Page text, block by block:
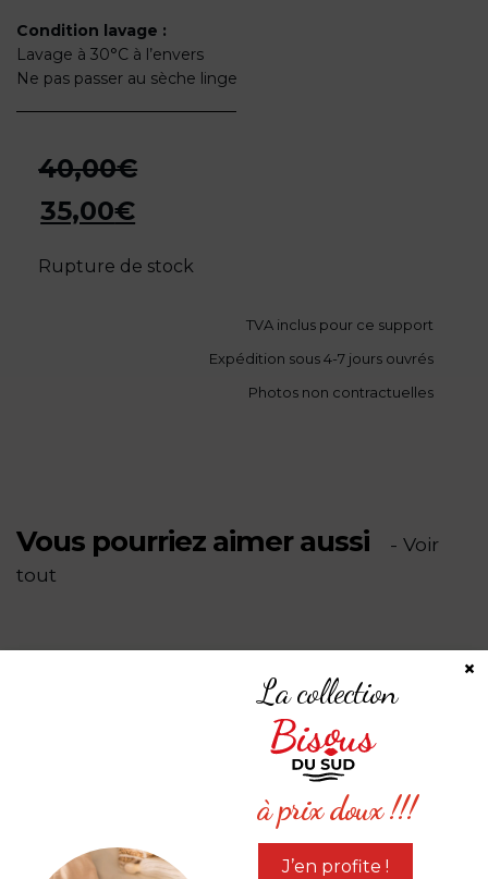
Condition lavage :
Lavage à 30°C à l’envers
Ne pas passer au sèche linge
40,00€
Le
prix
initial
35,00€
prix
Rupture de stock
TVA inclus pour ce support
Expédition sous 4-7 jours ouvrés
Photos non contractuelles
Vous pourriez aimer aussi
- Voir
tout
La collection
à prix doux !!!
J’en profite !
×